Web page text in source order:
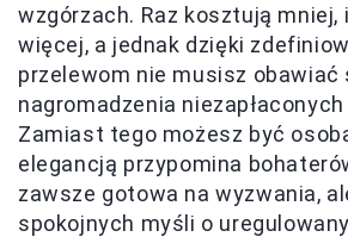
wzgórzach. Raz kosztują mniej,
więcej, a jednak dzięki
przelewom nie musisz obawiać
nagromadzenia
Zamiast tego możesz być
elegancją przypomina
zawsze gotowa na wyzwania,
spokojnych myśli o